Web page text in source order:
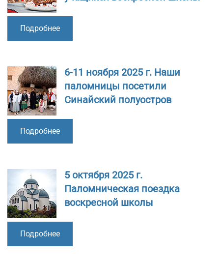
Подробнее
6-11 ноября 2025 г. Наши
паломницы посетили
Синайский полуостров
Подробнее
5 октября 2025 г.
Паломническая поездка
воскресной школы
Подробнее